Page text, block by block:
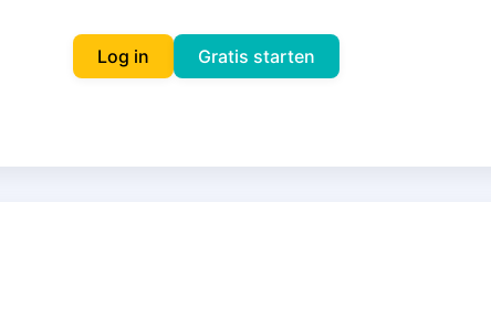
Log in Gratis starten